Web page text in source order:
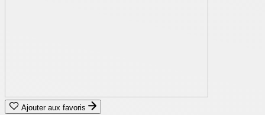
Ajouter aux favoris